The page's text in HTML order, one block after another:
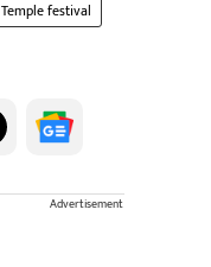
Temple festival
Advertisement